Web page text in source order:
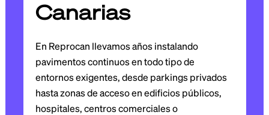
Canarias
En Reprocan llevamos años instalando
pavimentos continuos en todo tipo de
entornos exigentes, desde parkings privados
hasta zonas de acceso en edificios públicos,
hospitales, centros comerciales o